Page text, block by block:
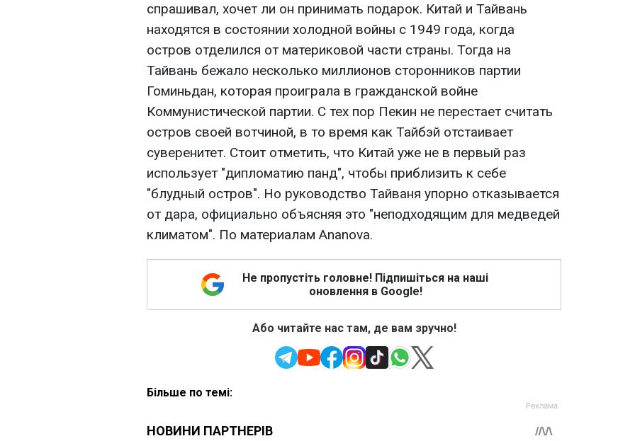
спрашивал, хочет ли он принимать подарок. Китай и Тайвань
находятся в состоянии холодной войны с 1949 года, когда
остров отделился от материковой части страны. Тогда на
Тайвань бежало несколько миллионов сторонников партии
Гоминьдан, которая проиграла в гражданской войне
Коммунистической партии. С тех пор Пекин не перестает считать
остров своей вотчиной, в то время как Тайбэй отстаивает
суверенитет. Стоит отметить, что Китай уже не в первый раз
использует "дипломатию панд", чтобы приблизить к себе
"блудный остров". Но руководство Тайваня упорно отказывается
от дара, официально объясняя это "неподходящим для медведей
климатом". По материалам Ananova.
Не пропустіть головне! Підпишіться на наші
оновлення в Google!
Або читайте нас там, де вам зручно!
Більше по темі: